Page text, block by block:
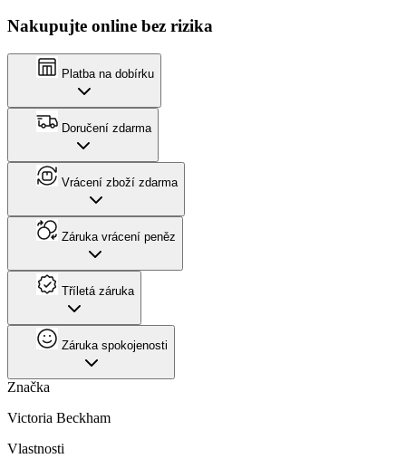
Nakupujte online bez rizika
Platba na dobírku
Doručení zdarma
Vrácení zboží zdarma
Záruka vrácení peněz
Tříletá záruka
Záruka spokojenosti
Značka
Victoria Beckham
Vlastnosti